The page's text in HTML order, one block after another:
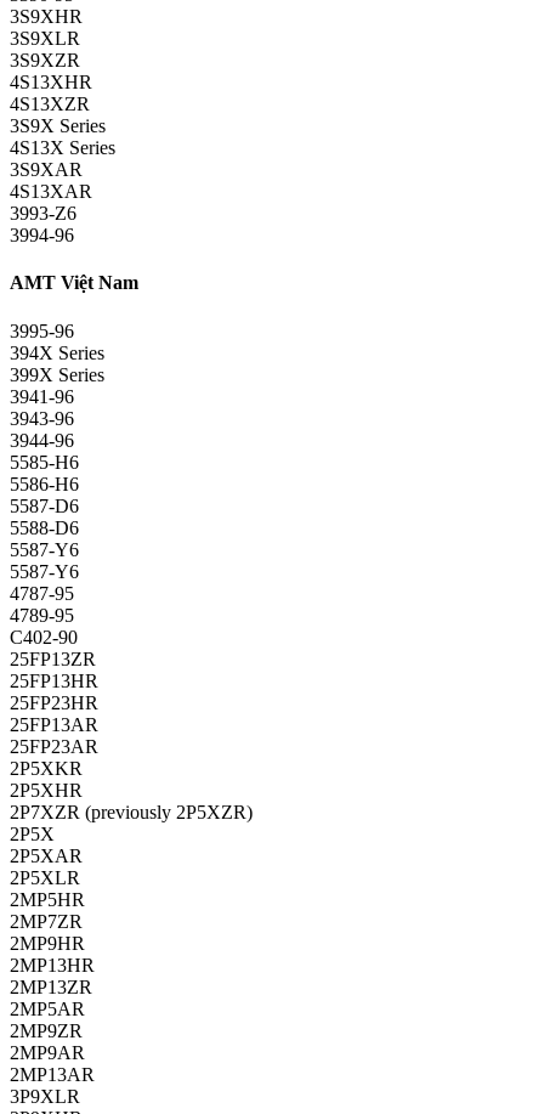
3S9XHR
3S9XLR
3S9XZR
4S13XHR
4S13XZR
3S9X Series
4S13X Series
3S9XAR
4S13XAR
3993-Z6
3994-96
AMT Việt Nam
3995-96
394X Series
399X Series
3941-96
3943-96
3944-96
5585-H6
5586-H6
5587-D6
5588-D6
5587-Y6
5587-Y6
4787-95
4789-95
C402-90
25FP13ZR
25FP13HR
25FP23HR
25FP13AR
25FP23AR
2P5XKR
2P5XHR
2P7XZR (previously 2P5XZR)
2P5X
2P5XAR
2P5XLR
2MP5HR
2MP7ZR
2MP9HR
2MP13HR
2MP13ZR
2MP5AR
2MP9ZR
2MP9AR
2MP13AR
3P9XLR